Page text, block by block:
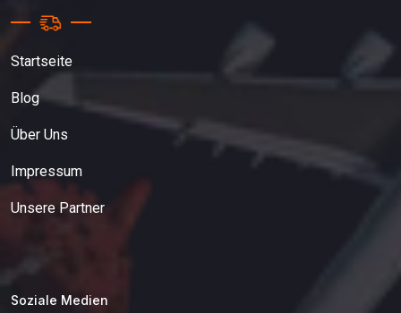
Startseite
Blog
Über Uns
Impressum
Unsere Partner
Soziale Medien